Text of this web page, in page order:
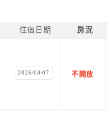
住宿日期 房況
2026/08/07 不開放